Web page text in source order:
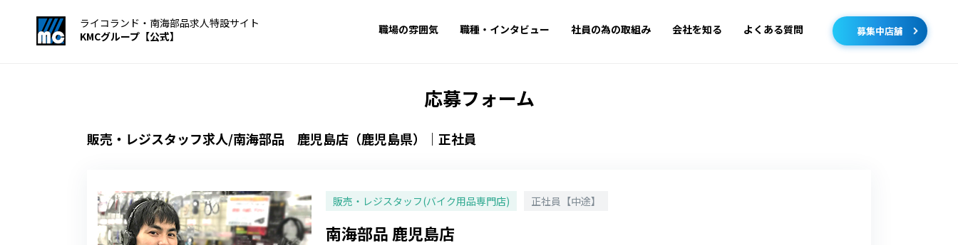
ライコランド・南海部品求人特設サイト
KMCグループ【公式】
職場の雰囲気 職種・インタビュー 社員の為の取組み 会社を知る よくある質問 募集中店舗
応募フォーム
販売・レジスタッフ求人/南海部品 鹿児島店（鹿児島県）｜正社員
販売・レジスタッフ(バイク用品専門店) 正社員【中途】
南海部品 鹿児島店